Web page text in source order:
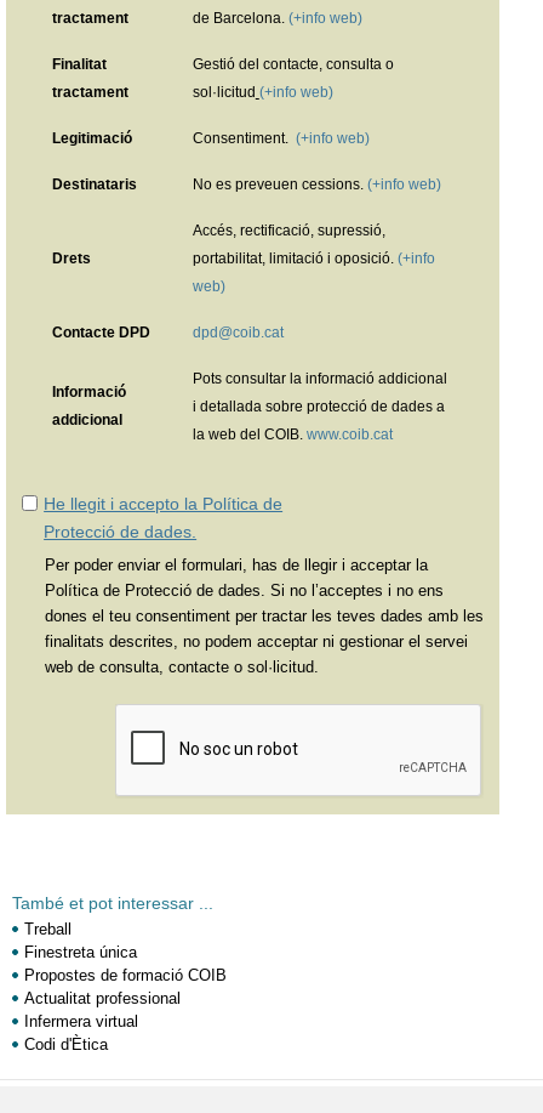
tractament de Barcelona. (+info web)
Finalitat
tractament
Gestió del contacte, consulta o
sol·licitud (+info web)
Legitimació Consentiment. (+info web)
Destinataris No es preveuen cessions. (+info web)
Drets
Accés, rectificació, supressió,
portabilitat, limitació i oposició. (+info
web)
Contacte DPD dpd@coib.cat
Informació
addicional
Pots consultar la informació addicional
i detallada sobre protecció de dades a
la web del COIB. www.coib.cat
He llegit i accepto la Política de
Protecció de dades.
Per poder enviar el formulari, has de llegir i acceptar la
Política de Protecció de dades. Si no l’acceptes i no ens
dones el teu consentiment per tractar les teves dades amb les
finalitats descrites, no podem acceptar ni gestionar el servei
web de consulta, contacte o sol·licitud.
També et pot interessar ...
Treball
Finestreta única
Propostes de formació COIB
Actualitat professional
Infermera virtual
Codi d'Ètica